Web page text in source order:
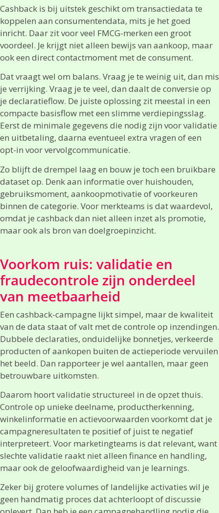
Cashback is bij uitstek geschikt om transactiedata te
koppelen aan consumentendata, mits je het goed
inricht. Daar zit voor veel FMCG-merken een groot
voordeel. Je krijgt niet alleen bewijs van aankoop, maar
ook een direct contactmoment met de consument.
Dat vraagt wel om balans. Vraag je te weinig uit, dan mis
je verrijking. Vraag je te veel, dan daalt de conversie op
je declaratieflow. De juiste oplossing zit meestal in een
compacte basisflow met een slimme verdiepingsslag.
Eerst de minimale gegevens die nodig zijn voor validatie
en uitbetaling, daarna eventueel extra vragen of een
opt-in voor vervolgcommunicatie.
Zo blijft de drempel laag en bouw je toch een bruikbare
dataset op. Denk aan informatie over huishouden,
gebruiksmoment, aankoopmotivatie of voorkeuren
binnen de categorie. Voor merkteams is dat waardevol,
omdat je cashback dan niet alleen inzet als promotie,
maar ook als bron van doelgroepinzicht.
Voorkom ruis: validatie en
fraudecontrole zijn onderdeel
van meetbaarheid
Een cashback-campagne lijkt simpel, maar de kwaliteit
van de data staat of valt met de controle op inzendingen.
Dubbele declaraties, onduidelijke bonnetjes, verkeerde
producten of aankopen buiten de actieperiode vervuilen
het beeld. Dan rapporteer je wel aantallen, maar geen
betrouwbare uitkomsten.
Daarom hoort validatie structureel in de opzet thuis.
Controle op unieke deelname, productherkenning,
winkelinformatie en actievoorwaarden voorkomt dat je
campagneresultaten te positief of juist te negatief
interpreteert. Voor marketingteams is dat relevant, want
slechte validatie raakt niet alleen finance en handling,
maar ook de geloofwaardigheid van je learnings.
Zeker bij grotere volumes of landelijke activaties wil je
geen handmatig proces dat achterloopt of discussie